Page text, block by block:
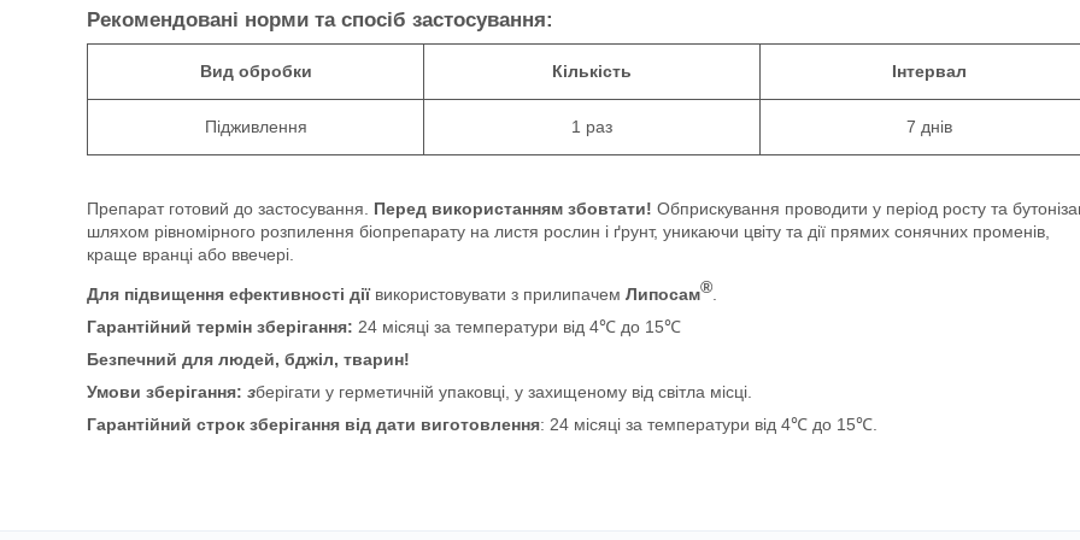
Рекомендовані норми та спосіб застосування:
Вид обробки Кількість Інтервал
Підживлення 1 раз 7 днів
Препарат готовий до застосування. Перед використанням збовтати! Обприскування проводити у період росту та
шляхом рівномірного розпилення біопрепарату на листя рослин і ґрунт, уникаючи цвіту та дії прямих сонячних променів,
краще вранці або ввечері.
Для підвищення ефективності дії використовувати з прилипачем Липосам®
Гарантійний термін зберігання: 24 місяці за температури від 4℃ до 15℃
Безпечний для людей, бджіл, тварин!
Умови зберігання: зберігати у герметичній упаковці, у захищеному від світла місці.
Гарантійний строк зберігання від дати виготовлення: 24 місяці за температури від 4℃ до 15℃.